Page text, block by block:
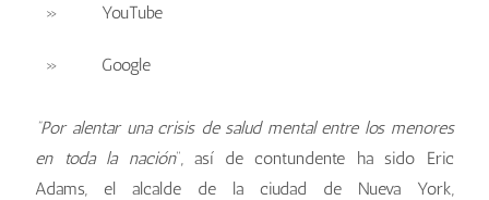
» YouTube
» Google
“Por alentar una crisis de salud mental entre los menores
en toda la nación”, así de contundente ha sido Eric
Adams, el alcalde de la ciudad de Nueva York,